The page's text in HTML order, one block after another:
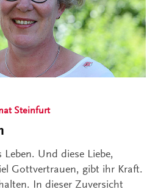
Steinfurt
Und diese Liebe,
Gottvertrauen, gibt ihr Kraft.
In dieser Zuversicht